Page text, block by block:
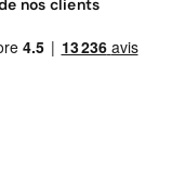
nos clients